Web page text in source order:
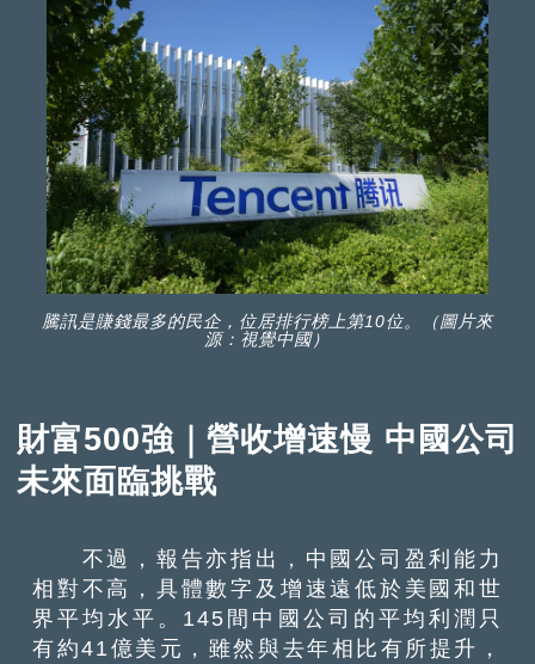
騰訊是賺錢最多的民企，位居排行榜上第10位。（圖片來
源：視覺中國）
財富500強｜營收增速慢 中國公司
未來面臨挑戰
不過，報告亦指出，中國公司盈利能力
相對不高，具體數字及增速遠低於美國和世
界平均水平。145間中國公司的平均利潤只
有約41億美元，雖然與去年相比有所提升，